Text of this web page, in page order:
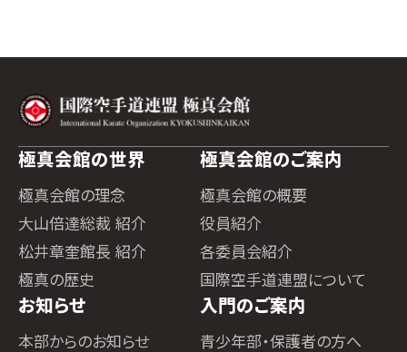
極真会館の世界
極真会館の理念
大山倍達総裁 紹介
松井章奎館長 紹介
極真の歴史
極真会館のご案内
極真会館の概要
役員紹介
各委員会紹介
国際空手道連盟について
お知らせ
本部からのお知らせ
入門のご案内
青少年部・保護者の方へ